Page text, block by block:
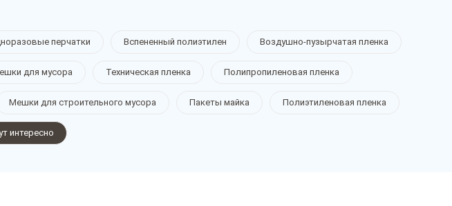
перчатки Вспененный полиэтилен Воздушно-пузырчатая пленка
для мусора Техническая пленка Полипропиленовая пленка
Мешки для строительного мусора Пакеты майка Полиэтиленовая пленка
интересно